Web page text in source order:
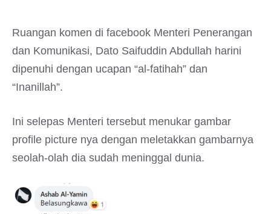
Ruangan komen di facebook Menteri Penerangan
dan Komunikasi, Dato Saifuddin Abdullah harini
dipenuhi dengan ucapan “al-fatihah” dan
“Inanillah”.
Ini selepas Menteri tersebut menukar gambar
profile picture nya dengan meletakkan gambarnya
seolah-olah dia sudah meninggal dunia.